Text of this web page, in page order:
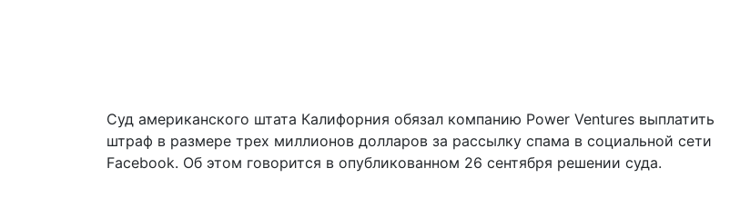
Суд американского штата Калифорния обязал компанию Power Ventures выплатить
штраф в размере трех миллионов долларов за рассылку спама в социальной сети
Facebook. Об этом говорится в опубликованном 26 сентября решении суда.